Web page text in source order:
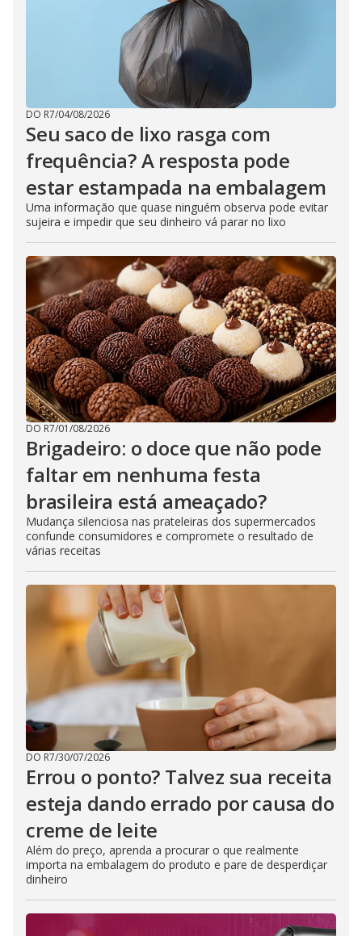
DO R7/04/08/2026
Seu saco de lixo rasga com
frequência? A resposta pode
estar estampada na embalagem
Uma informação que quase ninguém observa pode evitar
sujeira e impedir que seu dinheiro vá parar no lixo
DO R7/01/08/2026
Brigadeiro: o doce que não pode
faltar em nenhuma festa
brasileira está ameaçado?
Mudança silenciosa nas prateleiras dos supermercados
confunde consumidores e compromete o resultado de
várias receitas
DO R7/30/07/2026
Errou o ponto? Talvez sua receita
esteja dando errado por causa do
creme de leite
Além do preço, aprenda a procurar o que realmente
importa na embalagem do produto e pare de desperdiçar
dinheiro